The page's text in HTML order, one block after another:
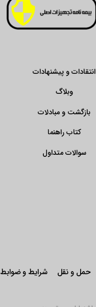
انتقادات و پیشنهادات
وبلاگ
بازگشت و مبادلات
کتاب راهنما
سوالات متداول
حمل و نقل شرایط و ضوابط